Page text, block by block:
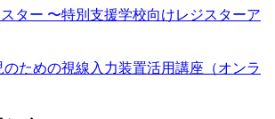
スター 〜特別支援学校向けレジスターア
のための視線入力装置活用講座（オンラ